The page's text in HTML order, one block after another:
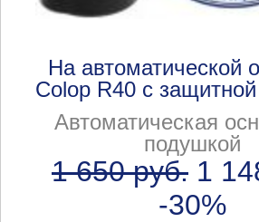
На автоматической
Colop R40 с
Автоматическая
подушкой
1 650 руб. 1
-30%